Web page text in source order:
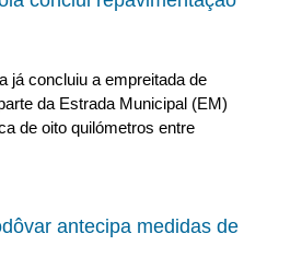
já concluiu a empreitada de
da Estrada Municipal (EM)
de oito quilómetros entre
antecipa medidas de